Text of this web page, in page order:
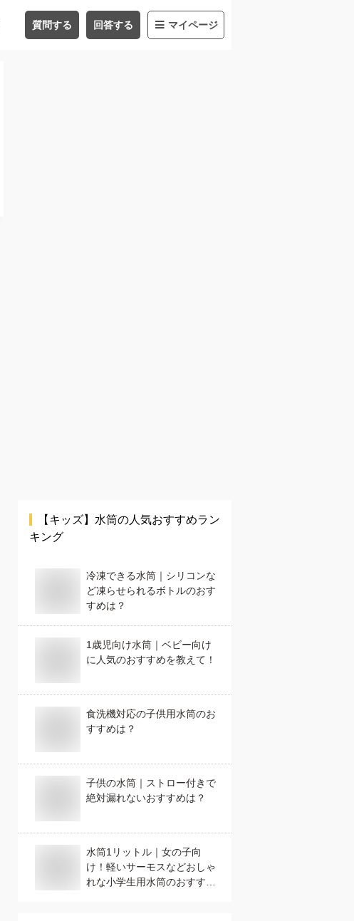
質問する 回答する マイページ
【キッズ】 水筒の人気おすすめラン
キング
冷凍できる水筒｜シリコンな
ど凍らせられるボトルのおす
すめは？
1歳児向け水筒｜ベビー向け
に人気のおすすめを教えて！
食洗機対応の子供用水筒のお
すすめは？
子供の水筒｜ストロー付きで
絶対漏れないおすすめは？
水筒1リットル｜女の子向
け！軽いサーモスなどおしゃ
れな小学生用水筒のおすすめ